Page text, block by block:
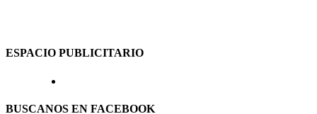
ESPACIO PUBLICITARIO
BUSCANOS EN FACEBOOK